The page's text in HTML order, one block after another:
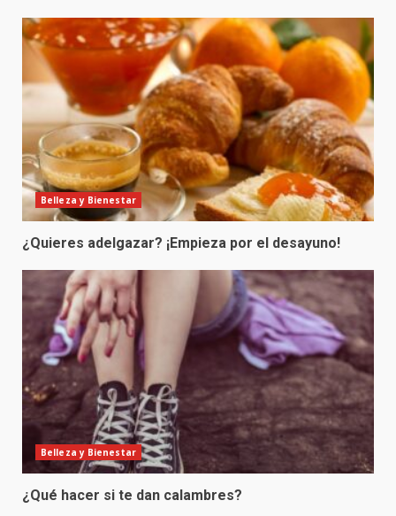
Belleza y Bienestar
¿Quieres adelgazar? ¡Empieza por el desayuno!
Belleza y Bienestar
¿Qué hacer si te dan calambres?